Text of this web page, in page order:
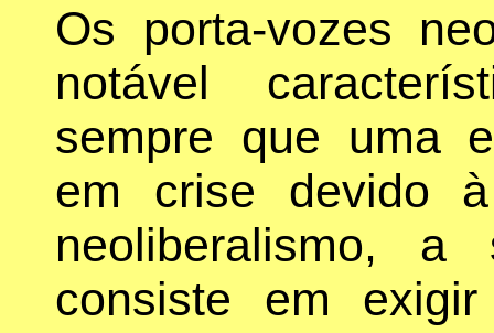
Os porta-vozes
notável
sempre que uma
em crise devido
neoliberalismo, a
consiste em